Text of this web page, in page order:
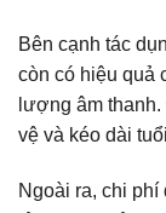
Bên cạnh tác
còn có hiệu quả
lượng âm
vệ và kéo dài
Ngoài ra, chi phí